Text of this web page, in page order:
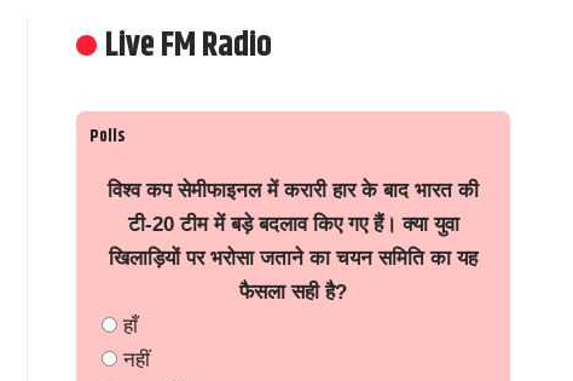
Live FM Radio
Polls
विश्व कप सेमीफाइनल में करारी हार के बाद भारत की
टी-20 टीम में बड़े बदलाव किए गए हैं। क्या युवा
खिलाड़ियों पर भरोसा जताने का चयन समिति का यह
फैसला सही है?
हाँ
नहीं